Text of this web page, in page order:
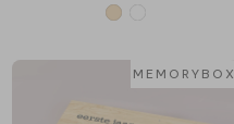
MEMORYBOX